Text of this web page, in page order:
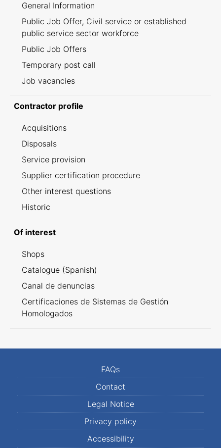
General Information
Public Job Offer, Civil service or established
public service sector workforce
Public Job Offers
Temporary post call
Job vacancies
Contractor profile
Acquisitions
Disposals
Service provision
Supplier certification procedure
Other interest questions
Historic
Of interest
Shops
Catalogue (Spanish)
Canal de denuncias
Certificaciones de Sistemas de Gestión
Homologados
FAQs
Contact
Legal Notice
Privacy policy
Accessibility